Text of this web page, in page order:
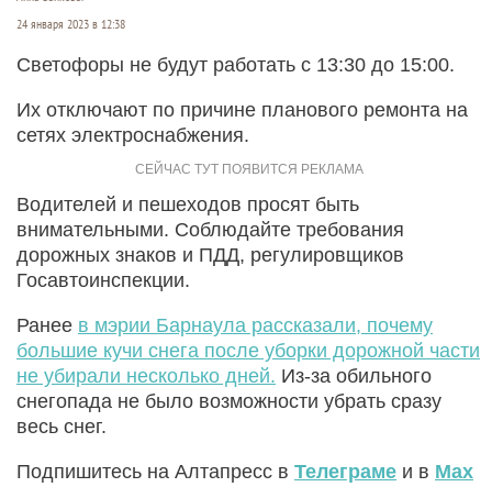
24 января 2023 в 12:38
Светофоры не будут работать с 13:30 до 15:00.
Их отключают по причине планового ремонта на
сетях электроснабжения.
Водителей и пешеходов просят быть
внимательными. Соблюдайте требования
дорожных знаков и ПДД, регулировщиков
Госавтоинспекции.
Ранее в мэрии Барнаула рассказали, почему
большие кучи снега после уборки дорожной части
не убирали несколько дней. Из-за обильного
снегопада не было возможности убрать сразу
весь снег.
Подпишитесь на Алтапресс в Телеграме и в Max